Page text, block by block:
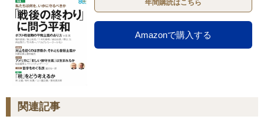
年間購読はこちら
Amazonで購入する
関連記事